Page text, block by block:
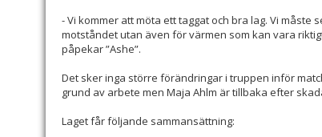
- Vi kommer att möta ett taggat och bra lag. Vi
motståndet utan även för värmen som kan vara
påpekar ”Ashe”.
Det sker inga större förändringar i truppen inför
grund av arbete men Maja Ahlm är tillbaka efter
Laget får följande sammansättning: